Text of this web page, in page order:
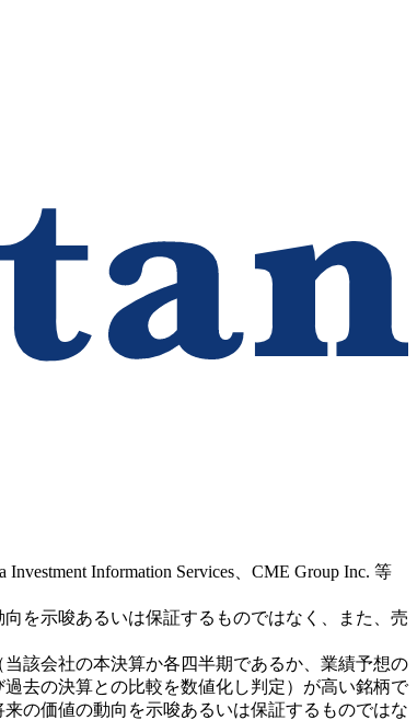
Information Services、CME Group Inc. 等
を示唆あるいは保証するものではなく、また、売
該会社の本決算か各四半期であるか、業績予想の
去の決算との比較を数値化し判定）が高い銘柄で
の価値の動向を示唆あるいは保証するものではな